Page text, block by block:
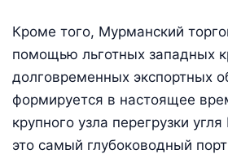
Кроме того, Мурманский
помощью льготных западных
долговременных экспортных
формируется в настоящее
крупного узла перегрузки
это самый глубоководный